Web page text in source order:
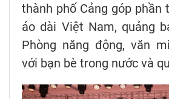
thành phố Cảng góp phần
áo dài Việt Nam, quảng
Phòng năng động, văn
với bạn bè trong nước và